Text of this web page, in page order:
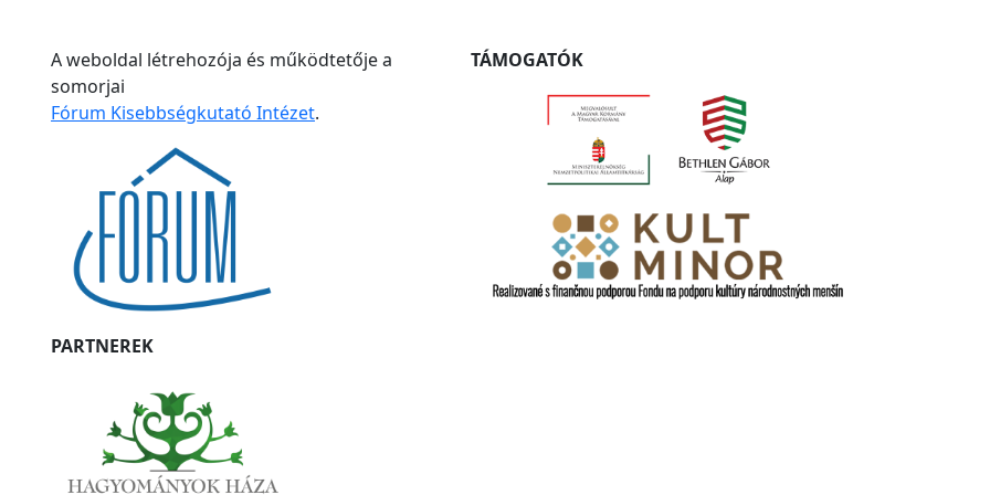
A weboldal létrehozója és működtetője a
somorjai
Fórum Kisebbségkutató Intézet.
PARTNEREK
TÁMOGATÓK